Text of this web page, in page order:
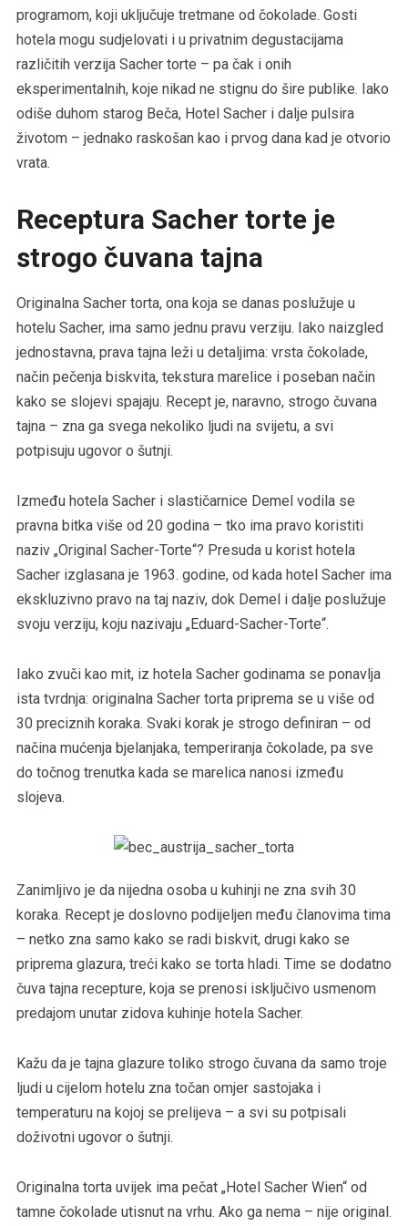
programom, koji uključuje tretmane od čokolade. Gosti
hotela mogu sudjelovati i u privatnim degustacijama
različitih verzija Sacher torte – pa čak i onih
eksperimentalnih, koje nikad ne stignu do šire publike. Iako
odiše duhom starog Beča, Hotel Sacher i dalje pulsira
životom – jednako raskošan kao i prvog dana kad je otvorio
vrata.
Receptura Sacher torte je
strogo čuvana tajna
Originalna Sacher torta, ona koja se danas poslužuje u
hotelu Sacher, ima samo jednu pravu verziju. Iako naizgled
jednostavna, prava tajna leži u detaljima: vrsta čokolade,
način pečenja biskvita, tekstura marelice i poseban način
kako se slojevi spajaju. Recept je, naravno, strogo čuvana
tajna – zna ga svega nekoliko ljudi na svijetu, a svi
potpisuju ugovor o šutnji.
Između hotela Sacher i slastičarnice Demel vodila se
pravna bitka više od 20 godina – tko ima pravo koristiti
naziv „Original Sacher-Torte“? Presuda u korist hotela
Sacher izglasana je 1963. godine, od kada hotel Sacher ima
ekskluzivno pravo na taj naziv, dok Demel i dalje poslužuje
svoju verziju, koju nazivaju „Eduard-Sacher-Torte“.
Iako zvuči kao mit, iz hotela Sacher godinama se ponavlja
ista tvrdnja: originalna Sacher torta priprema se u više od
30 preciznih koraka. Svaki korak je strogo definiran – od
načina mućenja bjelanjaka, temperiranja čokolade, pa sve
do točnog trenutka kada se marelica nanosi između
slojeva.
Zanimljivo je da nijedna osoba u kuhinji ne zna svih 30
koraka. Recept je doslovno podijeljen među članovima tima
– netko zna samo kako se radi biskvit, drugi kako se
priprema glazura, treći kako se torta hladi. Time se dodatno
čuva tajna recepture, koja se prenosi isključivo usmenom
predajom unutar zidova kuhinje hotela Sacher.
Kažu da je tajna glazure toliko strogo čuvana da samo troje
ljudi u cijelom hotelu zna točan omjer sastojaka i
temperaturu na kojoj se prelijeva – a svi su potpisali
doživotni ugovor o šutnji.
Originalna torta uvijek ima pečat „Hotel Sacher Wien“ od
tamne čokolade utisnut na vrhu. Ako ga nema – nije original.